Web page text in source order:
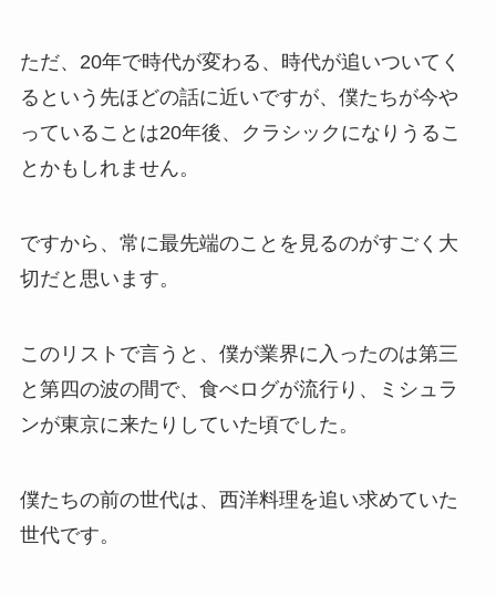
ただ、20年で時代が変わる、時代が追いついてく
るという先ほどの話に近いですが、僕たちが今や
っていることは20年後、クラシックになりうるこ
とかもしれません。
ですから、常に最先端のことを見るのがすごく大
切だと思います。
このリストで言うと、僕が業界に入ったのは第三
と第四の波の間で、食べログが流行り、ミシュラ
ンが東京に来たりしていた頃でした。
僕たちの前の世代は、西洋料理を追い求めていた
世代です。